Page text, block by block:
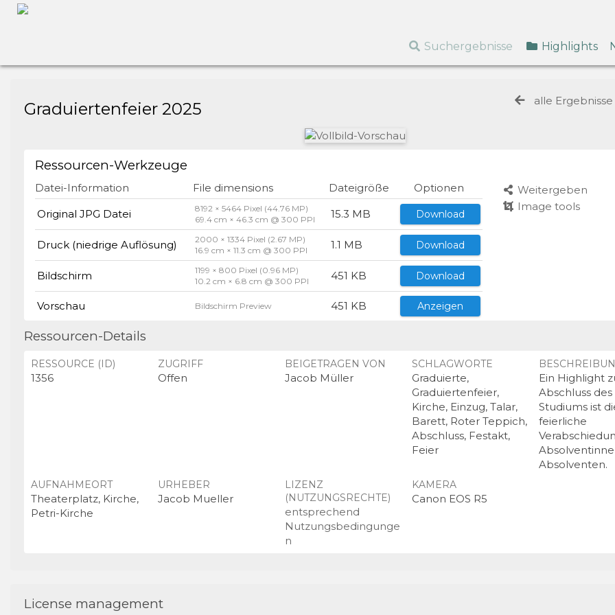
Suchergebnisse Highlights
alle
Graduiertenfeier 2025
Ressourcen-Werkzeuge
Datei-Information File dimensions Dateigröße
Optionen
Original JPG Datei
8192 × 5464 Pixel (44.76 MP)
69.4 cm × 46.3 cm @ 300 PPI
15.3 MB Download
Druck (niedrige Auflösung)
2000 × 1334 Pixel (2.67 MP)
16.9 cm × 11.3 cm @ 300 PPI
1.1 MB Download
Bildschirm
1199 × 800 Pixel (0.96 MP)
10.2 cm × 6.8 cm @ 300 PPI
451 KB Download
Vorschau Bildschirm Preview 451 KB Anzeigen
Weitergeben
Image tools
Ressourcen-Details
RESSOURCE (ID)
1356
ZUGRIFF
Offen
BEIGETRAGEN VON
Jacob Müller
SCHLAGWORTE
Graduierte,
Graduiertenfeier,
Kirche, Einzug, Talar,
Barett, Roter Teppich,
Abschluss, Festakt,
Feier
Ein Highlight
Abschluss des
Studiums ist
feierliche
Absolventen.
AUFNAHMEORT
Theaterplatz, Kirche,
Petri-Kirche
URHEBER
Jacob Mueller
LIZENZ
(NUTZUNGSRECHTE)
entsprechend
Nutzungsbedingunge
n
KAMERA
Canon EOS R5
License management